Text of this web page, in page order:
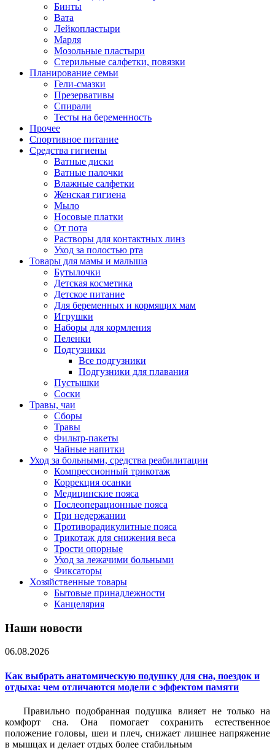
Бинты
Вата
Лейкопластыри
Марля
Мозольные пластыри
Стерильные салфетки, повязки
Планирование семьи
Гели-смазки
Презервативы
Спирали
Тесты на беременность
Прочее
Спортивное питание
Средства гигиены
Ватные диски
Ватные палочки
Влажные салфетки
Женская гигиена
Мыло
Носовые платки
От пота
Растворы для контактных линз
Уход за полостью рта
Товары для мамы и малыша
Бутылочки
Детская косметика
Детское питание
Для беременных и кормящих мам
Игрушки
Наборы для кормления
Пеленки
Подгузники
Все подгузники
Подгузники для плавания
Пустышки
Соски
Травы, чаи
Сборы
Травы
Фильтр-пакеты
Чайные напитки
Уход за больными, средства реабилитации
Компрессионный трикотаж
Коррекция осанки
Медицинские пояса
Послеоперационные пояса
При недержании
Противорадикулитные пояса
Трикотаж для снижения веса
Трости опорные
Уход за лежачими больными
Фиксаторы
Хозяйственные товары
Бытовые принадлежности
Канцелярия
Наши новости
06.08.2026
Как выбрать анатомическую подушку для сна, поездок и
отдыха: чем отличаются модели с эффектом памяти
Правильно подобранная подушка влияет не только на
комфорт сна. Она помогает сохранить естественное
положение головы, шеи и плеч, снижает лишнее напряжение
в мышцах и делает отдых более стабильным